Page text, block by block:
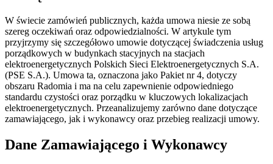
W świecie zamówień publicznych, każda umowa niesie ze sobą
szereg oczekiwań oraz odpowiedzialności. W artykule tym
przyjrzymy się szczegółowo umowie dotyczącej świadczenia usług
porządkowych w budynkach stacyjnych na stacjach
elektroenergetycznych Polskich Sieci Elektroenergetycznych S.A.
(PSE S.A.). Umowa ta, oznaczona jako Pakiet nr 4, dotyczy
obszaru Radomia i ma na celu zapewnienie odpowiedniego
standardu czystości oraz porządku w kluczowych lokalizacjach
elektroenergetycznych. Przeanalizujemy zarówno dane dotyczące
zamawiającego, jak i wykonawcy oraz przebieg realizacji umowy.
Dane Zamawiającego i Wykonawcy